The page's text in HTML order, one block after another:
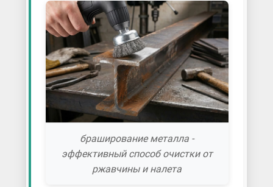
браширование металла -
эффективный способ очистки от
ржавчины и налета